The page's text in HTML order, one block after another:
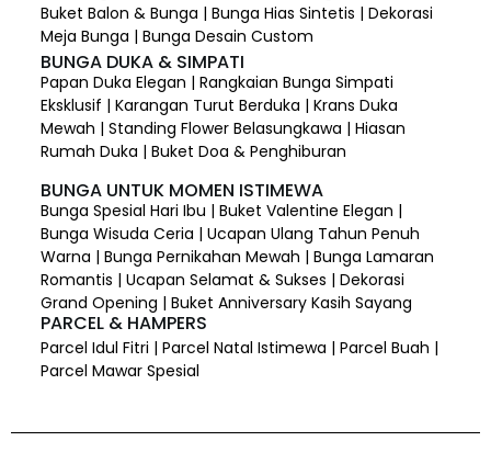
Buket Balon & Bunga | Bunga Hias Sintetis | Dekorasi
Meja Bunga | Bunga Desain Custom
BUNGA DUKA & SIMPATI
Papan Duka Elegan | Rangkaian Bunga Simpati
Eksklusif | Karangan Turut Berduka | Krans Duka
Mewah | Standing Flower Belasungkawa | Hiasan
Rumah Duka | Buket Doa & Penghiburan
BUNGA UNTUK MOMEN ISTIMEWA
Bunga Spesial Hari Ibu | Buket Valentine Elegan |
Bunga Wisuda Ceria | Ucapan Ulang Tahun Penuh
Warna | Bunga Pernikahan Mewah | Bunga Lamaran
Romantis | Ucapan Selamat & Sukses | Dekorasi
Grand Opening | Buket Anniversary Kasih Sayang
PARCEL & HAMPERS
Parcel Idul Fitri | Parcel Natal Istimewa | Parcel Buah |
Parcel Mawar Spesial